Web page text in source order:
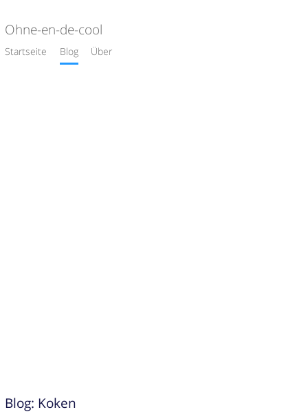
Ohne-en-de-cool
Startseite Blog Über
Blog: Koken